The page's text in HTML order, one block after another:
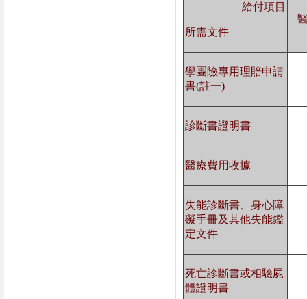
給付項目
所需文件
學團險專用理賠申請
書(註一)
診斷書證明書
醫療費用收據
失能診斷書、身心障
礙手冊及其他失能鑑
定文件
死亡診斷書或相驗屍
體證明書